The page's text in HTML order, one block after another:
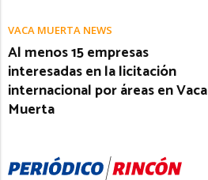
VACA MUERTA NEWS
Al menos 15 empresas
interesadas en la licitación
internacional por áreas en Vaca
Muerta